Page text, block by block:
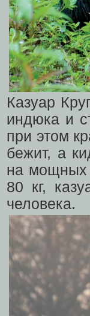
Казуар
индюка и
при этом
бежит, а
на мощных
80 кг,
человека.